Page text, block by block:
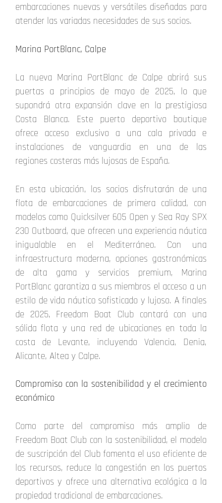
embarcaciones nuevas y versátiles diseñadas para
atender las variadas necesidades de sus socios.
Marina PortBlanc, Calpe
La nueva Marina PortBlanc de Calpe abrirá sus
puertas a principios de mayo de 2025, lo que
supondrá otra expansión clave en la prestigiosa
Costa Blanca. Este puerto deportivo boutique
ofrece acceso exclusivo a una cala privada e
instalaciones de vanguardia en una de las
regiones costeras más lujosas de España.
En esta ubicación, los socios disfrutarán de una
flota de embarcaciones de primera calidad, con
modelos como Quicksilver 605 Open y Sea Ray SPX
230 Outboard, que ofrecen una experiencia náutica
inigualable en el Mediterráneo. Con una
infraestructura moderna, opciones gastronómicas
de alta gama y servicios premium, Marina
PortBlanc garantiza a sus miembros el acceso a un
estilo de vida náutico sofisticado y lujoso. A finales
de 2025, Freedom Boat Club contará con una
sólida flota y una red de ubicaciones en toda la
costa de Levante, incluyendo Valencia, Denia,
Alicante, Altea y Calpe.
Compromiso con la sostenibilidad y el crecimiento
económico
Como parte del compromiso más amplio de
Freedom Boat Club con la sostenibilidad, el modelo
de suscripción del Club fomenta el uso eficiente de
los recursos, reduce la congestión en los puertos
deportivos y ofrece una alternativa ecológica a la
propiedad tradicional de embarcaciones.